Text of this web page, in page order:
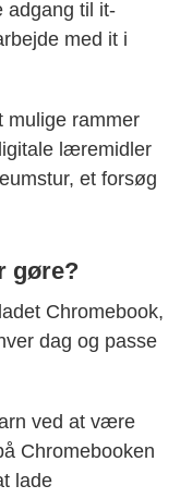
adgang til it-
med it i
mulige rammer
læremidler
et forsøg
gøre?
Chromebook,
dag og passe
ved at være
Chromebooken
lade